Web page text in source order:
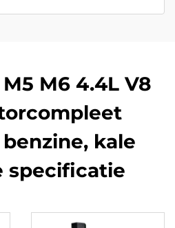
M6 4.4L V8
kale
specificatie